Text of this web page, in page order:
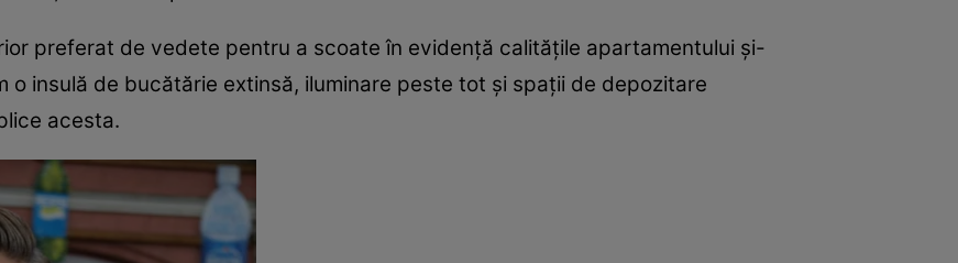
preferat de vedete pentru a scoate în evidenţă calităţile apartamentului şi-
o insulă de bucătărie extinsă, iluminare peste tot şi spaţii de depozitare
acesta.